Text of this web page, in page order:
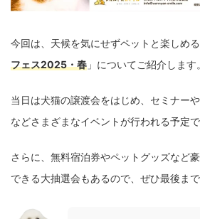
今回は、天候を気にせずペットと楽しめ
フェス2025・春 」についてご紹介します。
当日は犬猫の譲渡会をはじめ、セミナー
などさまざまなイベントが行われる予定で
さらに、無料宿泊券やペットグッズなど
できる大抽選会もあるので、ぜひ最後ま